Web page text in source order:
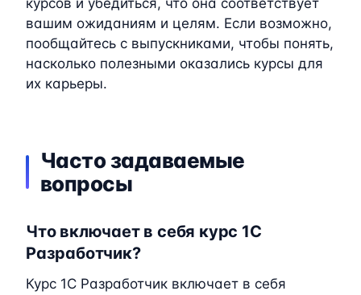
курсов и убедиться, что она соответствует
вашим ожиданиям и целям. Если возможно,
пообщайтесь с выпускниками, чтобы понять,
насколько полезными оказались курсы для
их карьеры.
Часто задаваемые
вопросы
Что включает в себя курс 1C
Разработчик?
Курс 1C Разработчик включает в себя